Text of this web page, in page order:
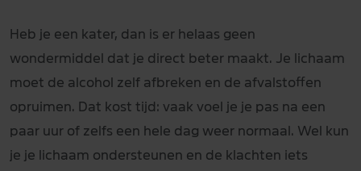
Heb je een kater, dan is er helaas geen
wondermiddel dat je direct beter maakt. Je lichaam
moet de alcohol zelf afbreken en de afvalstoffen
opruimen. Dat kost tijd: vaak voel je je pas na een
paar uur of zelfs een hele dag weer normaal. Wel kun
je je lichaam ondersteunen en de klachten iets